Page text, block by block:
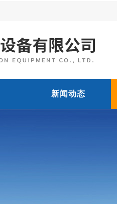
新闻动态